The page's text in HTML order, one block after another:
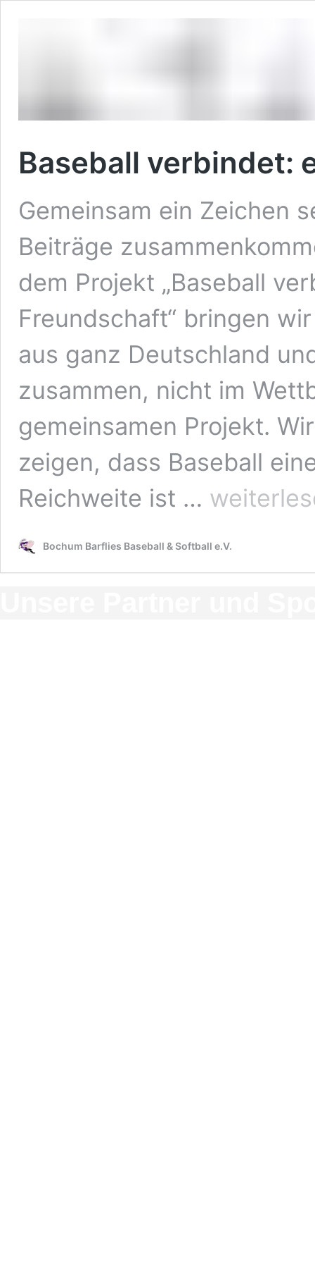
Baseball verbindet:
Gemeinsam ein Zeichen
Beiträge
dem Projekt „Baseball
Freundschaft“ bringen
aus ganz Deutschland
zusammen, nicht im
gemeinsamen Projekt.
zeigen, dass Baseball
Reichweite ist …
Baseball
verbindet:
von
Bochum Barflies Baseball & Softball e.V.